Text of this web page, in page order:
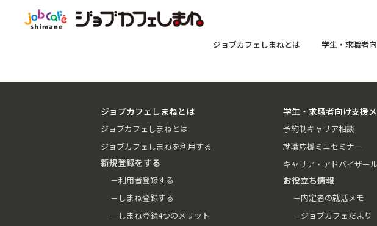
ジョブカフェしまねとは 学生・求職者
ジョブカフェしまねとは
ジョブカフェしまねとは
ジョブカフェしまねを利用する
新規登録をする
－利用者登録する
－しまね登録する
－しまね登録4つのメリット
学生・求職者向け支援
予約制キャリア相談
就職応援ミニセミナー
キャリア・アドバイザー
お役立ち情報
－内定者の就活メモ
－ジョブカフェだより